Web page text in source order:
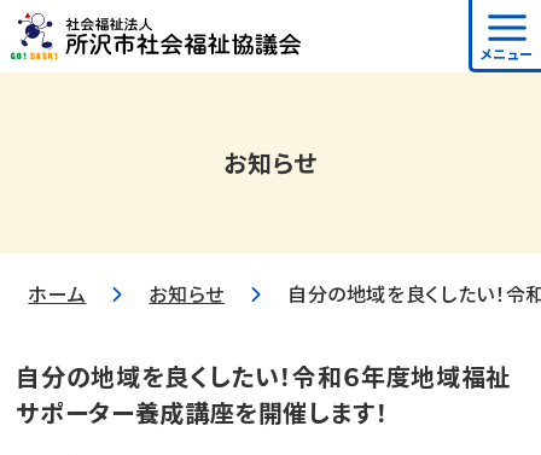
メニュー
お知らせ
ホーム お知らせ 自分の地域を良くしたい！
自分の地域を良くしたい！令和６年度地域福祉
サポーター養成講座を開催します！